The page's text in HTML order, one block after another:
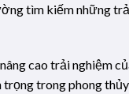
tìm kiếm những
cao trải nghiệm
trọng trong phong